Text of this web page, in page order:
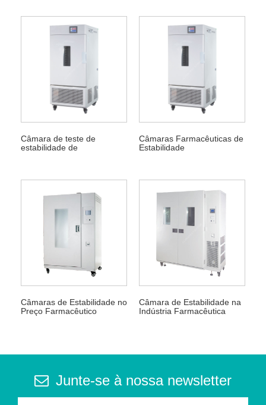
Câmara de teste de
estabilidade de
Câmaras Farmacêuticas de
Estabilidade
Câmaras de Estabilidade no
Preço Farmacêutico
Câmara de Estabilidade na
Indústria Farmacêutica
Junte-se à nossa newsletter